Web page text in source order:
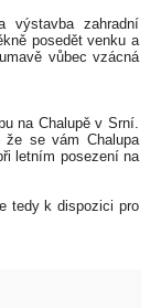
výstavba zahradní
posedět venku a
vůbec vzácná
na Chalupě v Srní.
že se vám Chalupa
letním posezení na
tedy k dispozici pro